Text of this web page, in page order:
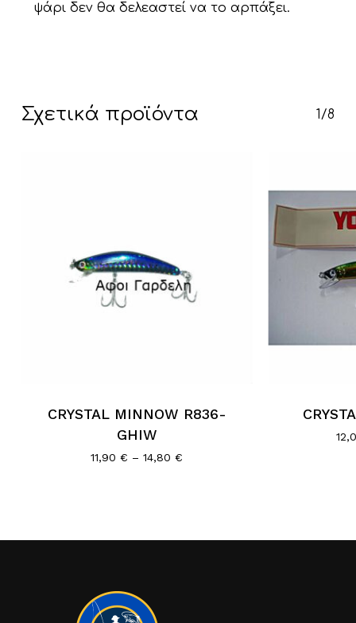
Go To Shop
ψάρι δεν θα δελεαστεί να το αρπάξει.
Σχετικά προϊόντα 1/8
CRYSTAL MINNOW R836-
GHIW
11,90€ – 14,80€